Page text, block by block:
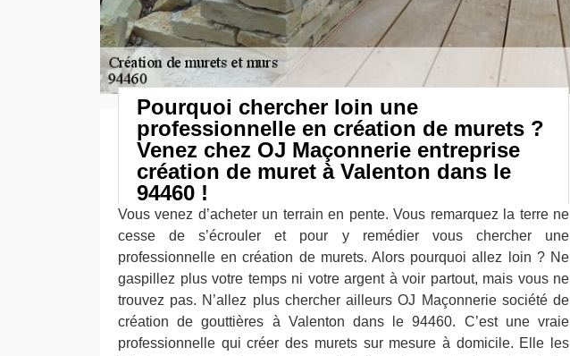
Pourquoi chercher loin une
professionnelle en création de murets ?
Venez chez OJ Maçonnerie entreprise
création de muret à Valenton dans le
94460 !
Vous venez d’acheter un terrain en pente. Vous remarquez la terre ne
cesse de s’écrouler et pour y remédier vous chercher une
professionnelle en création de murets. Alors pourquoi allez loin ? Ne
gaspillez plus votre temps ni votre argent à voir partout, mais vous ne
trouvez pas. N’allez plus chercher ailleurs OJ Maçonnerie société de
création de gouttières à Valenton dans le 94460. C’est une vraie
professionnelle qui créer des murets sur mesure à domicile. Elle les